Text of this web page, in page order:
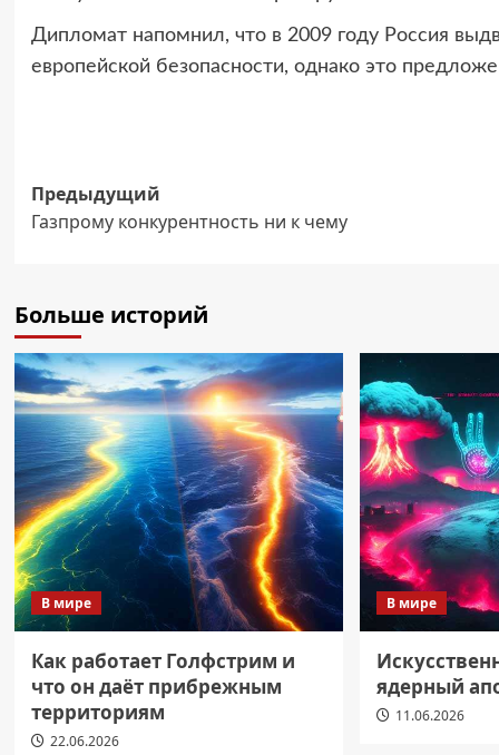
Дипломат напомнил, что в 2009 году Россия
европейской безопасности, однако это
Навигация
записи
Предыдущий
Газпрому конкурентность ни к чему
Больше историй
В мире
Как работает Голфстрим и
что он даёт прибрежным
территориям
22.06.2026
В мире
ядерный
11.06.2026